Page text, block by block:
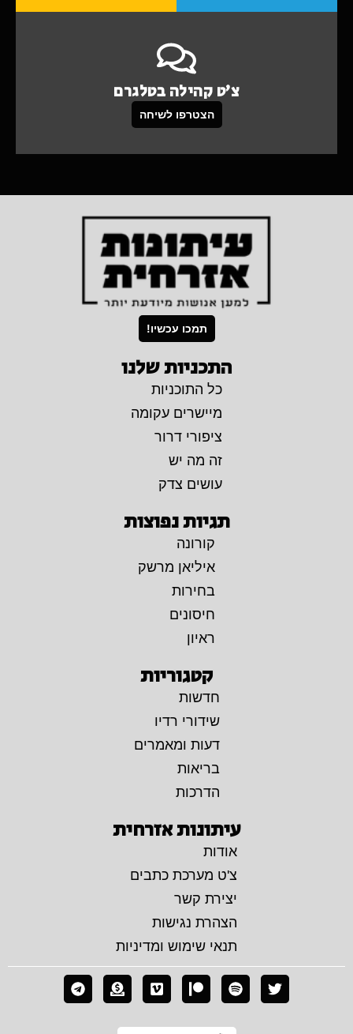
צ'ט קהילה בטלגרם
הצטרפו לשיחה
תמכו עכשיו!
התכניות שלנו
כל התוכניות
מיישרים עקומה
ציפורי דרור
זה מה יש
עושים צדק
תגיות נפוצות
קורונה
איליאן מרשק
בחירות
חיסונים
ראיון
קטגוריות
חדשות
שידורי רדיו
דעות ומאמרים
בריאות
הדרכות
עיתונות אזרחית
אודות
צ'ט מערכת כתבים
יצירת קשר
הצהרת נגישות
תנאי שימוש ומדיניות